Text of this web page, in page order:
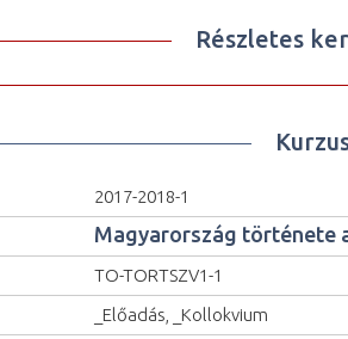
Részletes
2017-2018-1
Magyarország története
TO-TORTSZV1-1
_Előadás, _Kollokvium